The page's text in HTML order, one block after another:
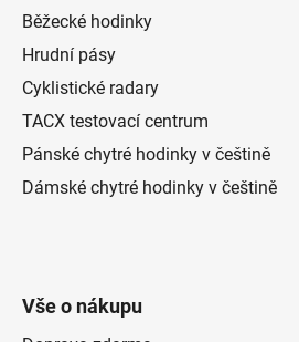
Běžecké hodinky
Hrudní pásy
Cyklistické radary
TACX testovací centrum
Pánské chytré hodinky v češtině
Dámské chytré hodinky v češtině
Vše o nákupu